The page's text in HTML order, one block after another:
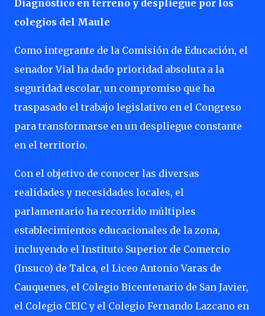
Diagnóstico en terreno y despliegue por los
colegios del Maule
Como integrante de la Comisión de Educación, el
senador Vial ha dado prioridad absoluta a la
seguridad escolar, un compromiso que ha
traspasado el trabajo legislativo en el Congreso
para transformarse en un despliegue constante
en el territorio.
Con el objetivo de conocer las diversas
realidades y necesidades locales, el
parlamentario ha recorrido múltiples
establecimientos educacionales de la zona,
incluyendo el Instituto Superior de Comercio
(Insuco) de Talca, el Liceo Antonio Varas de
Cauquenes, el Colegio Bicentenario de San Javier,
el Colegio CEIC y el Colegio Fernando Lazcano en